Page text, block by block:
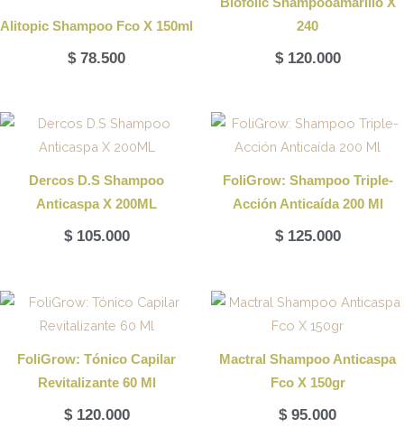
Alitopic Shampoo Fco X 150ml
$78.500
240
$120.000
Dercos D.S Shampoo
Anticaspa X 200ML
$105.000
FoliGrow: Shampoo Triple-
Acción Anticaída 200 Ml
$125.000
FoliGrow: Tónico Capilar
Revitalizante 60 Ml
$120.000
Mactral Shampoo Anticaspa
Fco X 150gr
$95.000